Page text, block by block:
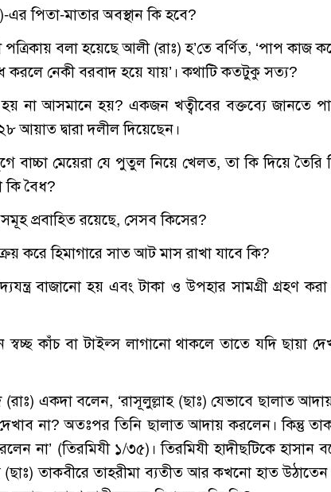
এর পিতা-মাতার অবস্থান কি হবে?
বলা হয়েছে আলী (রাঃ) হ’তে বর্ণিত, ‘পাপ কাজ
নেকী বরবাদ হয়ে যায়’। কথাটি কতটুকু সত্য?
না আসমানে হয়? একজন খত্বীবের বক্তব্যে জানতে
আয়াত দ্বারা দলীল দিয়েছেন।
বাচ্চা মেয়েরা যে পুতুল নিয়ে খেলত, তা কি দিয়ে
কি বৈধ?
প্রবাহিত রয়েছে, সেসব কিসের?
করে হিমাগারে সাত আট মাস রাখা যাবে কি?
বাজানো হয় এবং টাকা ও উপহার সামগ্রী গ্রহণ
কাঁচ বা টাইল্স লাগানো থাকলে তাতে যদি ছায়া
(রাঃ) একদা বলেন, ‘রাসূলুল্লাহ (ছাঃ) যেভাবে ছালাত
না? অতঃপর তিনি ছালাত আদায় করলেন। কিন্তু
না’ (তিরমিযী ১/৩৫)। তিরমিযী হাদীছটিকে হাসান
(ছাঃ) তাকবীরে তাহরীমা ব্যতীত আর কখনো হাত